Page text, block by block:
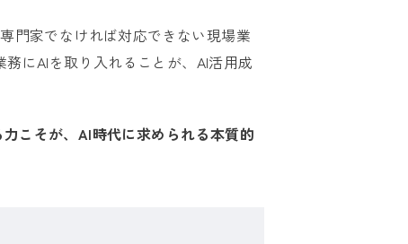
門家でなければ対応できない現場業
にAIを取り入れることが、AI活用成
こそが、AI時代に求められる本質的